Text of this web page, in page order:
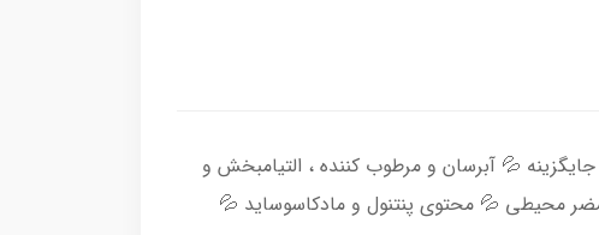
💦 آبرسان و مرطوب کننده ، التیامبخش و
محیطی 💦 محتوی پنتنول و مادکاسوساید 💦